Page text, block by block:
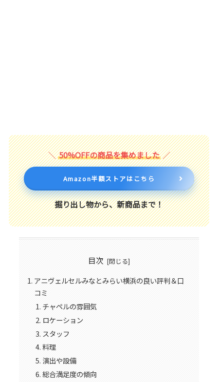
50%OFFの商品を集めました
Amazon半額ストアはこちら
掘り出し物から、新商品まで！
目次
アニヴェルセルみなとみらい横浜の良い評判＆口
コミ
チャペルの雰囲気
ロケーション
スタッフ
料理
演出や設備
総合満足度の傾向